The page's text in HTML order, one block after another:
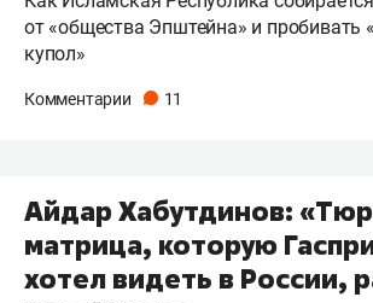
от «общества Эпштейна» и пробивать
купол»
Комментарии 11
Айдар Хабутдинов:
матрица, которую
хотел видеть в России,